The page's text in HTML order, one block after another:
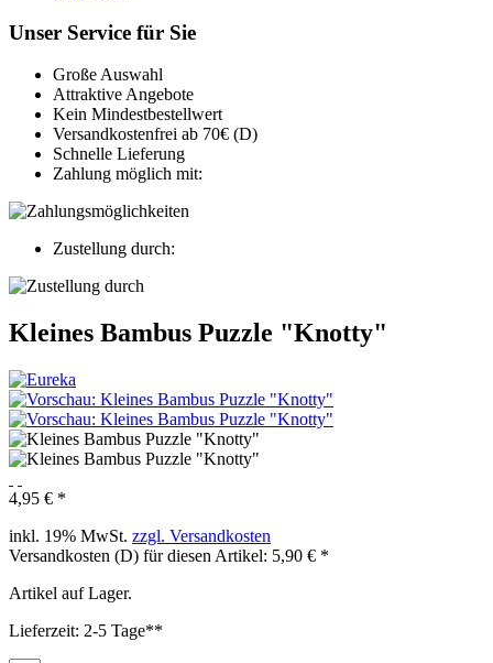
Unser Service für Sie
Große Auswahl
Attraktive Angebote
Kein Mindestbestellwert
Versandkostenfrei ab 70€ (D)
Schnelle Lieferung
Zahlung möglich mit:
Zustellung durch:
Kleines Bambus Puzzle "Knotty"
4,95 € *
inkl. 19% MwSt. zzgl. Versandkosten
Versandkosten (D) für diesen Artikel: 5,90 € *
Artikel auf Lager.
Lieferzeit: 2-5 Tage**